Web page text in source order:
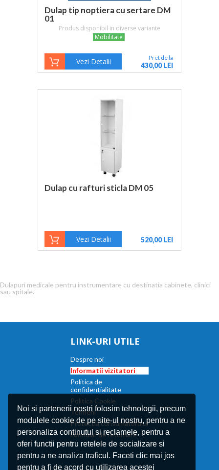
Noi si partenerii nostri folosim tehnologii, precum
modulele cookie de pe site-ul nostru, pentru a ne
personaliza continutul si reclamele, pentru a
oferi functii pentru retelele de socializare si
pentru a ne analiza traficul. Faceti clic mai jos
pentru a fi de acord cu utilizarea acestei
Dulap tip noptiera cu sertare DM
01
Produs disponibil in diverse variante
Mobilitate
Vezi Detalii Pret de la
430,00 LEI
Dulap cu rafturi sticla DM 05
Vezi Detalii 520,00 LEI
Dulapuri medicale pentru instrumentare cu destinatia cabinete, clinici
sau spitale.
LINK-URI UTILE
Despre noi
Informatii vizitatori
Politica de
confidentialitate
Politica Cookie
Termeni
Protectia consumatorului
Formular de returnare